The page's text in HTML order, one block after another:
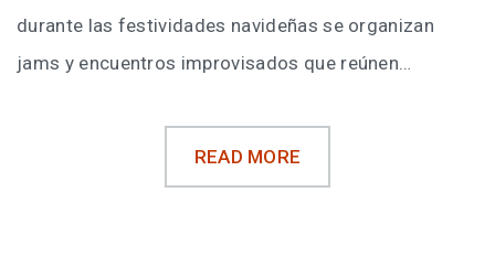
durante las festividades navideñas se organizan
jams y encuentros improvisados que reúnen…
READ MORE